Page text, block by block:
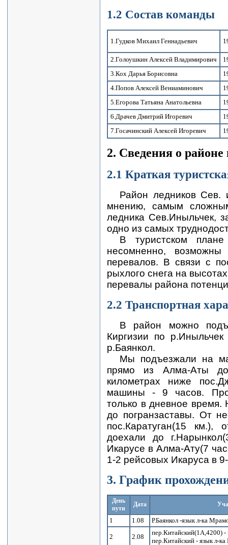
1.2 Состав команды
1.Гудков Михаил Геннадьевич
2.Голоушкин Алексей Владимирович
3.Кох Дарья Борисовна
4.Попов Алексей Вениаминович
5.Егорова Татьяна Анатольевна
6.Драчев Дмитрий Игоревич
7.Госачинский Алексей Игоревич
2. Сведения о районе
2.1 Краткая
Район ледников Сев.
мнению, самым
ледника Сев.Иныльчек,
одно из самых
В туристском
несомненно,
перевалов. В связи с
рыхлого снега на
перевалы района
2.2 Транспортная
В район можно
Киргизии по
р.Баянкол.
Мы подъезжали на
прямо из Алма-Аты
километрах ниже
машины - 9 часов.
только в дневное
до погранзаставы. От
пос.Каратуган(15 км.),
доехали до
Икарусе в Алма-Ату(7
1-2 рейсовых Икаруса в
3. График
День
пути
Дата
1 1.08 Р.Баянкол -язык л-ка
2 2.08
пер.Китайский(1А,4200) -
пер.Китайский - язык л-